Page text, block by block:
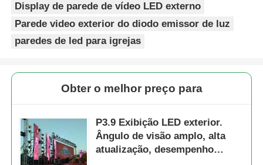
Display de parede de vídeo LED externo
Parede video exterior do diodo emissor de luz
paredes de led para igrejas
Obter o melhor preço para
P3.9 Exibição LED exterior.
Ângulo de visão amplo, alta
atualização, desempenho